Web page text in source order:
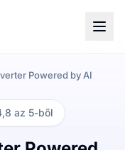
Powered by AI
az 5-ből